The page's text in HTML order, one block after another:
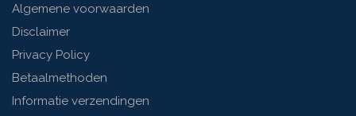
Algemene voorwaarden
Disclaimer
Privacy Policy
Betaalmethoden
Informatie verzendingen